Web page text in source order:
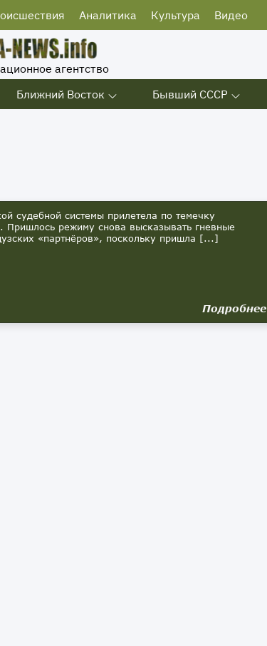
Аналитика Культура Видео
агентство
Ближний Восток Бывший СССР
судебной системы прилетела по темечку
Пришлось режиму снова высказывать гневные
«партнёров», поскольку пришла [...]
Подробнее